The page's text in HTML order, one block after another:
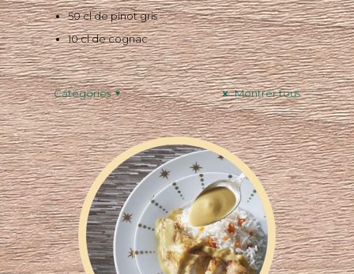
50 cl de pinot gris
10 cl de cognac
Catégories Montrer tous